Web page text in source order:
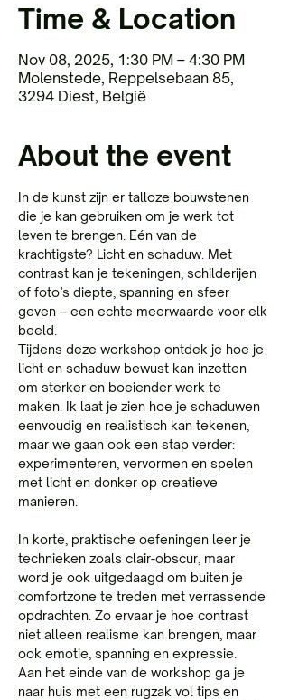
Time & Location
Nov 08, 2025, 1:30 PM – 4:30 PM
Molenstede, Reppelsebaan 85,
3294 Diest, België
About the event
In de kunst zijn er talloze bouwstenen
die je kan gebruiken om je werk tot
leven te brengen. Eén van de
krachtigste? Licht en schaduw. Met
contrast kan je tekeningen, schilderijen
of foto’s diepte, spanning en sfeer
geven – een echte meerwaarde voor elk
beeld.
Tijdens deze workshop ontdek je hoe je
licht en schaduw bewust kan inzetten
om sterker en boeiender werk te
maken. Ik laat je zien hoe je schaduwen
eenvoudig en realistisch kan tekenen,
maar we gaan ook een stap verder:
experimenteren, vervormen en spelen
met licht en donker op creatieve
manieren.
In korte, praktische oefeningen leer je
technieken zoals clair-obscur, maar
word je ook uitgedaagd om buiten je
comfortzone te treden met verrassende
opdrachten. Zo ervaar je hoe contrast
niet alleen realisme kan brengen, maar
ook emotie, spanning en expressie.
Aan het einde van de workshop ga je
naar huis met een rugzak vol tips en